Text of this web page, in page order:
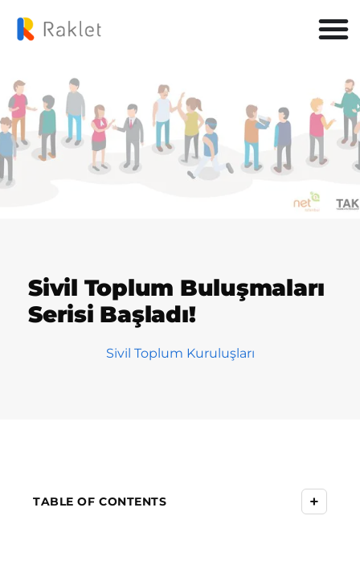
Sivil Toplum Buluşmaları
Serisi Başladı!
Sivil Toplum Kuruluşları
TABLE OF CONTENTS +